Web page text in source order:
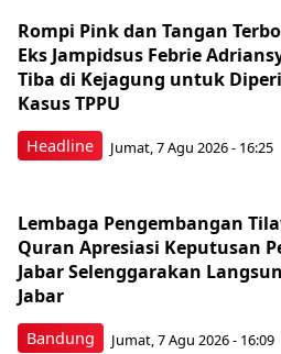
Headline
Rompi Pink dan Tangan
Eks Jampidsus Febrie
Tiba di Kejagung untuk
Kasus TPPU
Jumat, 7 Agu 2026 - 16:25
Bandung
Lembaga Pengembangan
Quran Apresiasi Keputusan
Jabar Selenggarakan
Jabar
Jumat, 7 Agu 2026 - 16:09